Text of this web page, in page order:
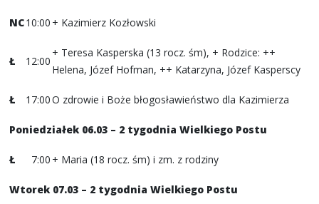
NC10:00 + Kazimierz Kozłowski
Ł 12:00
+ Teresa Kasperska (13 rocz. śm), + Rodzice: ++
Helena, Józef Hofman, ++ Katarzyna, Józef Kasperscy
Ł 17:00O zdrowie i Boże błogosławieństwo dla Kazimierza
Poniedziałek 06.03 – 2 tygodnia Wielkiego Postu
Ł 7:00 + Maria (18 rocz. śm) i zm. z rodziny
Wtorek 07.03 – 2 tygodnia Wielkiego Postu